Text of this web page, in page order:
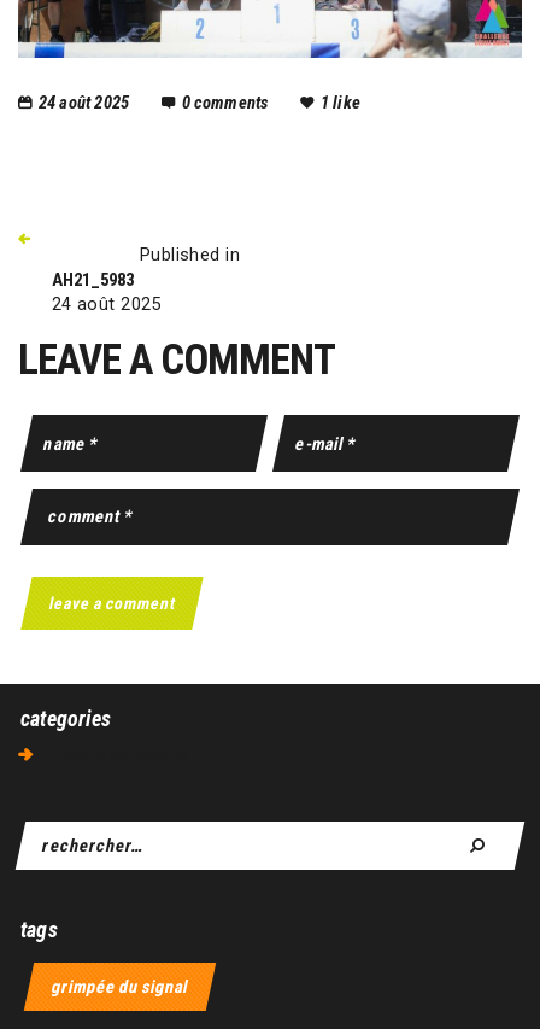
24 août 2025 0comments 1 like
Published in
AH21_5983
24 août 2025
LEAVE A COMMENT
categories
tags
grimpée du signal